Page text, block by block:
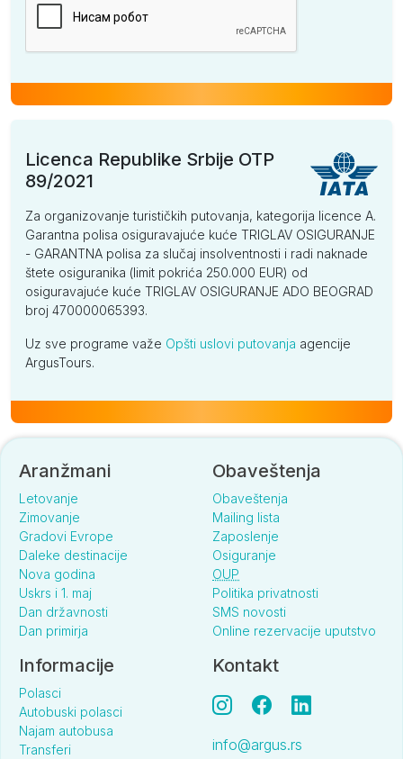
Licenca Republike Srbije OTP
89/2021
Za organizovanje turističkih putovanja, kategorija licence A.
Garantna polisa osiguravajuće kuće TRIGLAV OSIGURANJE
- GARANTNA polisa za slučaj insolventnosti i radi naknade
štete osiguranika (limit pokrića 250.000 EUR) od
osiguravajuće kuće TRIGLAV OSIGURANJE ADO BEOGRAD
broj 470000065393.
Uz sve programe važe Opšti uslovi putovanja agencije
ArgusTours.
Aranžmani
Letovanje
Zimovanje
Gradovi Evrope
Daleke destinacije
Nova godina
Uskrs i 1. maj
Dan državnosti
Dan primirja
Obaveštenja
Obaveštenja
Mailing lista
Zaposlenje
Osiguranje
OUP
Politika privatnosti
SMS novosti
Online rezervacije uputstvo
Informacije
Polasci
Autobuski polasci
Najam autobusa
Transferi
Kontakt
info@argus.rs